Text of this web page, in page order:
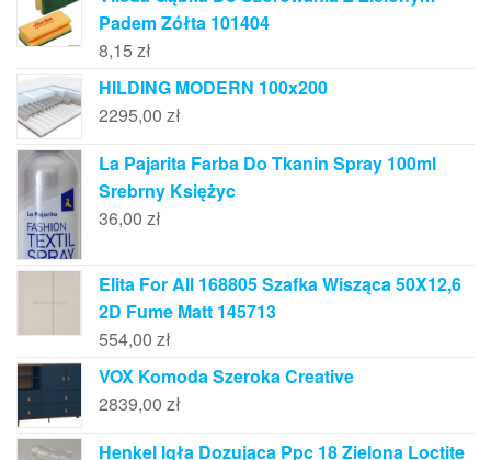
Padem Zółta 101404
8,15 zł
HILDING MODERN 100x200
2295,00 zł
La Pajarita Farba Do Tkanin Spray 100ml
Srebrny Księżyc
36,00 zł
Elita For All 168805 Szafka Wisząca 50X12,6
2D Fume Matt 145713
554,00 zł
VOX Komoda Szeroka Creative
2839,00 zł
Henkel Igła Dozująca Ppc 18 Zielona Loctite